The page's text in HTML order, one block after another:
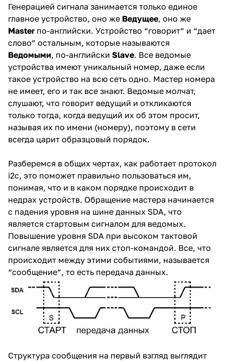
Генерацией сигнала занимается только единое
главное устройство, оно же Ведущее, оно же
Master по-английски. Устройство “говорит” и “дает
слово” остальным, которые называются
Ведомыми, по-английски Slave. Все ведомые
устройства имеют уникальный номер, даже если
такое устройство на всю сеть одно. Мастер номера
не имеет, его и так все знают. Ведомые молчат,
слушают, что говорит ведущий и откликаются
только тогда, когда ведущий их об этом просит,
называя их по имени (номеру), поэтому в сети
всегда царит образцовый порядок.
Разберемся в общих чертах, как работает протокол
i2c, это поможет правильно пользоваться им,
понимая, что и в каком порядке происходит в
недрах устройств. Обращение мастера начинается
с падения уровня на шине данных SDA, что
является стартовым сигналом для ведомых.
Повышение уровня SDA при высоком тактовой
сигнале является для них стоп-командой. Все, что
происходит между этими событиями, называется
“сообщение”, то есть передача данных.
Структура сообщения на первый взгляд выглядит